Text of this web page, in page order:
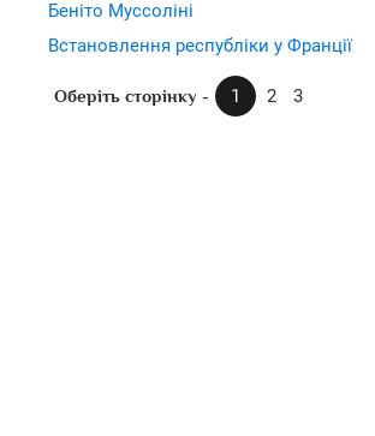
Беніто Муссоліні
Встановлення республіки у Франції
Оберіть сторінку - 1 2 3